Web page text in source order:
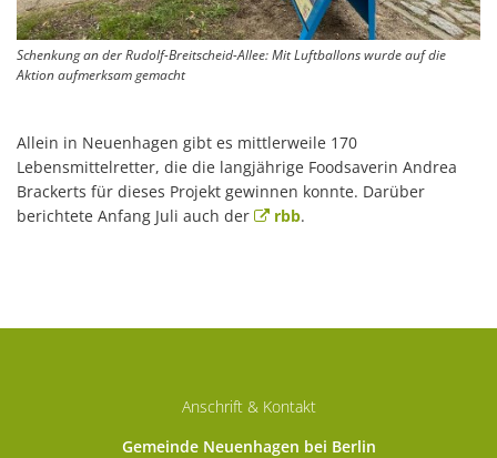
Schenkung an der Rudolf-Breitscheid-Allee: Mit Luftballons wurde auf die
Aktion aufmerksam gemacht
Allein in Neuenhagen gibt es mittlerweile 170
Lebensmittelretter, die die langjährige Foodsaverin Andrea
Brackerts für dieses Projekt gewinnen konnte. Darüber
berichtete Anfang Juli auch der
rbb.
Anschrift & Kontakt
Gemeinde Neuenhagen bei Berlin